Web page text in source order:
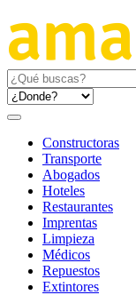
Constructoras
Transporte
Abogados
Hoteles
Restaurantes
Imprentas
Limpieza
Médicos
Repuestos
Extintores